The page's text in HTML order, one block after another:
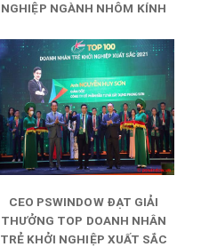
NGHIỆP NGÀNH NHÔM KÍNH
CEO PSWINDOW ĐẠT GIẢI
THƯỞNG TOP DOANH NHÂN
TRẺ KHỞI NGHIỆP XUẤT SẮC